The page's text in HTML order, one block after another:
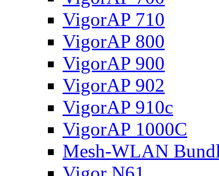
VigorAP 710
VigorAP 800
VigorAP 900
VigorAP 902
VigorAP 910c
VigorAP 1000C
Mesh-WLAN